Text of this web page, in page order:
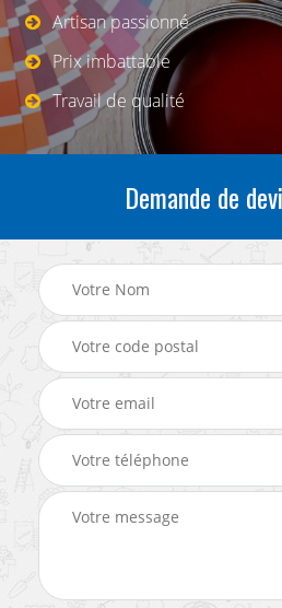
Artisan passionné
Prix imbattable
Travail de qualité
Demande de